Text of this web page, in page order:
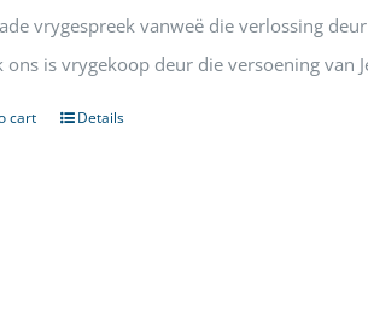
vrygespreek vanweë die verlossing
ons is vrygekoop deur die versoening van
cart Details